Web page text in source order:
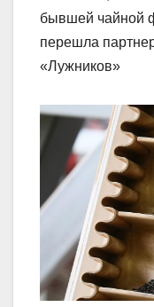
бывшей чайной
перешла
«Лужников»